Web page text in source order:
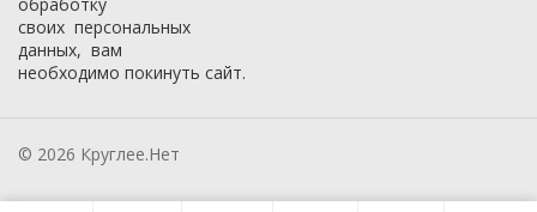
своих персональных
данных, вам
необходимо покинуть сайт.
© 2026 Круглее.Нет